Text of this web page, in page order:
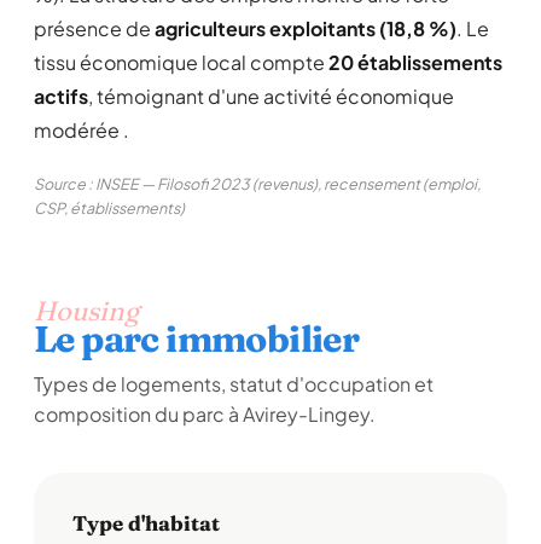
présence deagriculteurs exploitants (18,8 %). Le
tissu économique local compte20 établissements
actifs, témoignant d'une activité économique
modérée .
Source : INSEE — Filosofi 2023 (revenus), recensement (emploi,
CSP, établissements)
Housing
Le parc immobilier
Types de logements, statut d'occupation et
composition du parc à Avirey-Lingey.
Type d'habitat